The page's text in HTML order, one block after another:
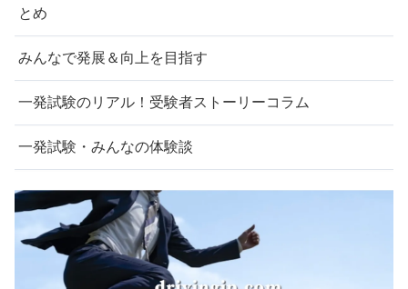
とめ
みんなで発展＆向上を目指す
一発試験のリアル！受験者ストーリーコラム
一発試験・みんなの体験談